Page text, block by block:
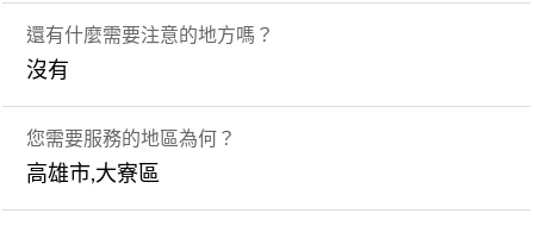
還有什麼需要注意的地方嗎？
沒有
您需要服務的地區為何？
高雄市,大寮區